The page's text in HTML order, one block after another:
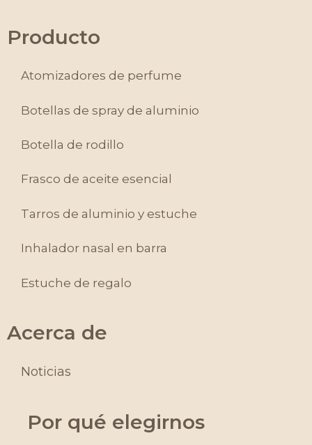
Producto
Atomizadores de perfume
Botellas de spray de aluminio
Botella de rodillo
Frasco de aceite esencial
Tarros de aluminio y estuche
Inhalador nasal en barra
Estuche de regalo
Acerca de
Noticias
Por qué elegirnos